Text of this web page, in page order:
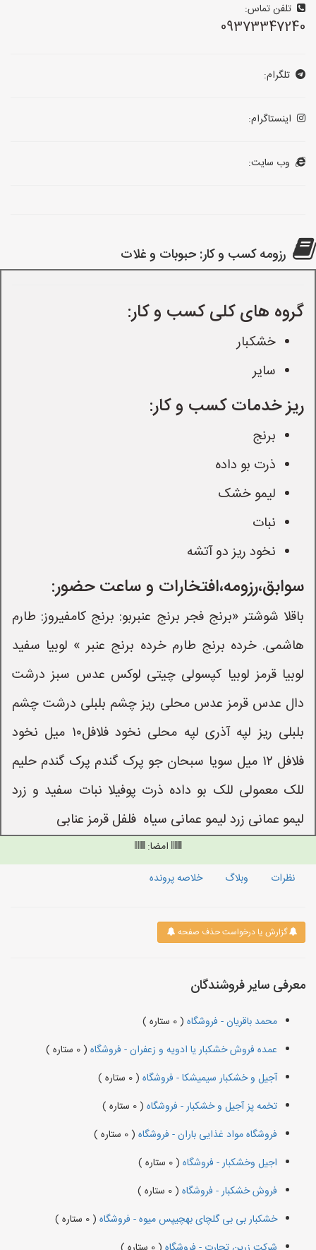
تلفن تماس:
09373347240
تلگرام:
اینستاگرام:
وب سایت:
رزومه کسب و کار: حبوبات و غلات
گروه های کلی کسب و کار:
خشکبار
سایر
ریز خدمات کسب و کار:
برنج
ذرت بو داده
لیمو خشک
نبات
نخود ریز دو آتشه
سوابق،رزومه،افتخارات و ساعت حضور:
باقلا شوشتر «برنج فجر برنج عنبربو: برنج کامفیروز: طارم
هاشمی. خرده برنج طارم خرده برنج عنبر » لوبیا سفید
لوبیا قرمز لوبیا کپسولی چیتی لوکس عدس سبز درشت
دال عدس قرمز عدس محلی ریز چشم بلبلی درشت چشم
بلبلی ریز لپه آذری لپه محلی نخود فلافل۱۰ میل نخود
فلافل ۱۲ میل سویا سبحان جو پرک گندم پرک گندم حلیم
للک معمولی للک بو داده ذرت پوفیلا نبات سفید و زرد
لیمو عمانی زرد لیمو عمانی سیاه ‌‌ فلفل قرمز عنابی
امضا:
نظرات
وبلاگ خلاصه پرونده
گزارش یا درخواست حذف صفحه
معرفی سایر فروشندگان
محمد باقریان - فروشگاه ( 0 ستاره )
عمده فروش خشکبار یا ادویه و زعفران - فروشگاه ( 0 ستاره )
آجیل و خشکبار سیمیشکا - فروشگاه ( 0 ستاره )
تخمه پز آجیل و خشکبار - فروشگاه ( 0 ستاره )
فروشگاه مواد غذایی باران - فروشگاه ( 0 ستاره )
اجیل وخشکبار - فروشگاه ( 0 ستاره )
فروش خشکبار - فروشگاه ( 0 ستاره )
خشکبار بی بی گلچای بهچیپس میوه - فروشگاه ( 0 ستاره )